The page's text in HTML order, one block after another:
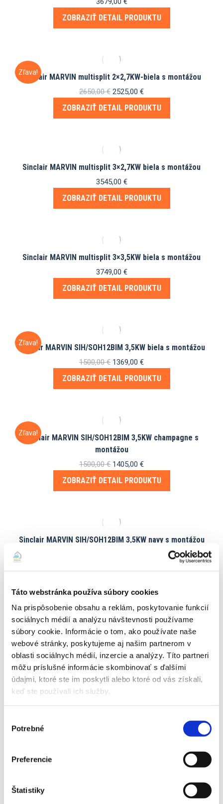
Táto webstránka používa súbory cookies
Na prispôsobenie obsahu a reklám, poskytovanie funkcií
sociálnych médií a analýzu návštevnosti používame
súbory cookie. Informácie o tom, ako používate naše
webové stránky, poskytujeme aj našim partnerom v
oblasti sociálnych médií, inzercie a analýzy. Títo partneri
môžu príslušné informácie skombinovať s ďalšími
údajmi, ktoré ste im poskytli alebo ktoré od vás získali,
keď ste používali ich služby.
súhlasu
Potrebné
Preferencie
Štatistiky
ZOBRAZIŤ DETAIL PRODUKTU
Zľava!
Sinclair MARVIN multisplit 2×2,7KW-biela s montážou
2650,00€ Pôvodná
cena
2525,00 €Aktuálna
cena
ZOBRAZIŤ DETAIL PRODUKTU
Sinclair MARVIN multisplit 3×2,7KW biela s montážou
3545,00 €
ZOBRAZIŤ DETAIL PRODUKTU
Sinclair MARVIN multisplit 3×3,5KW biela s montážou
3749,00 €
ZOBRAZIŤ DETAIL PRODUKTU
Zľava!
Sinclair MARVIN SIH/SOH12BIM 3,5KW biela s montážou
1500,00€ Pôvodná
cena
1369,00 €Aktuálna
cena
ZOBRAZIŤ DETAIL PRODUKTU
Zľava!
Sinclair MARVIN SIH/SOH12BIM 3,5KW champagne s
montážou
1500,00€ Pôvodná
cena
1405,00 €Aktuálna
cena
ZOBRAZIŤ DETAIL PRODUKTU
Sinclair MARVIN SIH/SOH12BIM 3,5KW navy s montážou
ZOBRAZIŤ DETAIL PRODUKTU
Sinclair MARVIN SIH/SOH12BIM 3,5KW strieborná s
montážou
1365,00€
ZOBRAZIŤ DETAIL PRODUKTU
Sinclair MARVIN SIH/SOH18BIM 5,3KW biela s montážou